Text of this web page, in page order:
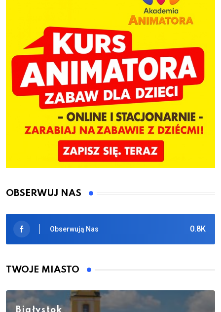
OBSERWUJ NAS
0.8K
Obserwują Nas
TWOJE MIASTO
Białystok